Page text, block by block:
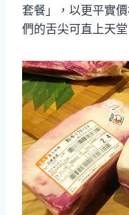
套餐」，以更平實
們的舌尖可直上天堂